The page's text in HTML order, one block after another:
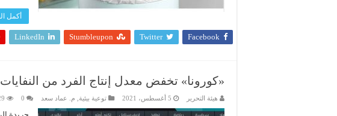
أكمل
Facebook
Twitter
Stumbleupon
LinkedIn
«كورونا» تخفض معدل إنتاج الفرد من النفايات
هيئة التحرير 5 أغسطس، 2021 توعية بيئية م. عماد سعد 0